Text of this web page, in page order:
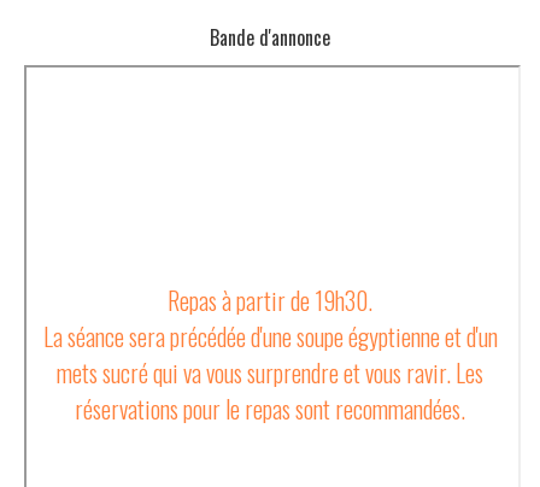
Bande d'annonce
Repas à partir de 19h30.
La séance sera précédée d'une soupe égyptienne et d'un
mets sucré qui va vous surprendre et vous ravir. Les
réservations pour le repas sont recommandées.